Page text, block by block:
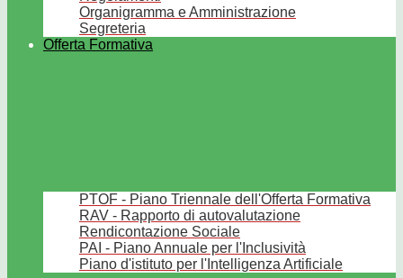
Organigramma e Amministrazione
Segreteria
Offerta Formativa
PTOF - Piano Triennale dell'Offerta Formativa
RAV - Rapporto di autovalutazione
Rendicontazione Sociale
PAI - Piano Annuale per l'Inclusività
Piano d'istituto per l'Intelligenza Artificiale